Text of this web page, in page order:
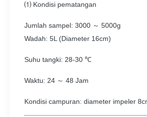
⑴ Kondisi pematangan
Jumlah sampel: 3000 ～ 5000g
Wadah: 5L (Diameter 16cm)
Suhu tangki: 28-30 ℃
Waktu: 24 ～ 48 Jam
Kondisi campuran: diameter impeler